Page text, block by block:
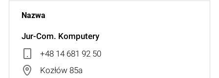
Jur-Com. Komputery
+48 14 681 92 50
Kozłów 85a